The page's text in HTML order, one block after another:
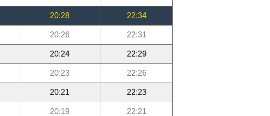
20:28 22:34
20:26 22:31
20:24 22:29
20:23 22:26
20:21 22:23
20:19 22:21